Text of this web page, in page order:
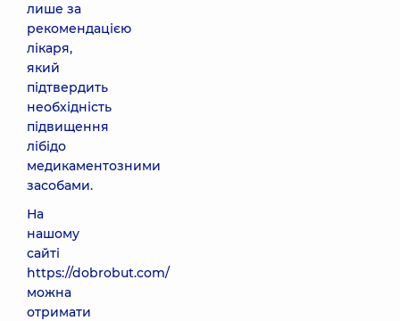
лише за
рекомендацією
лікаря,
який
підтвердить
необхідність
підвищення
лібідо
медикаментозними
засобами.
На
нашому
сайті
https://dobrobut.com/
можна
отримати